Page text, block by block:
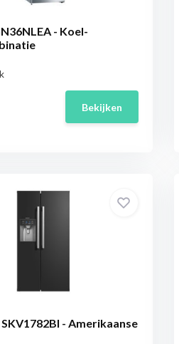
- Koel-
Bekijken
- Amerikaanse